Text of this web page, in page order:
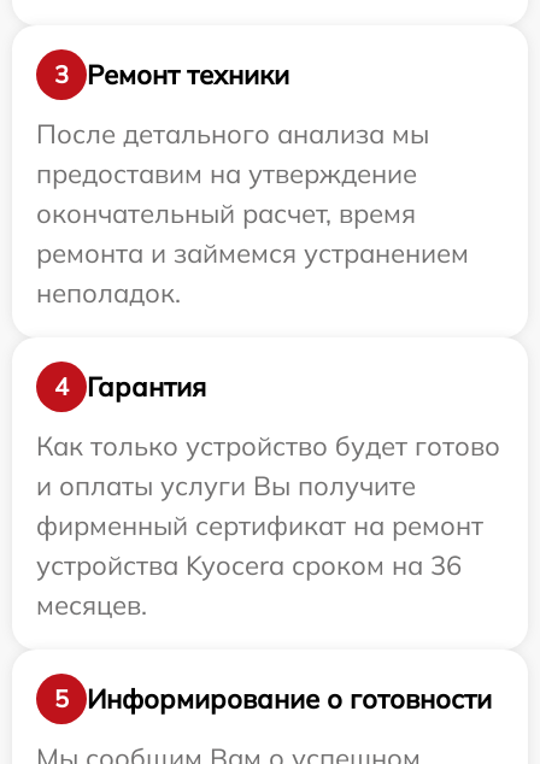
3
Ремонт техники
После детального анализа мы
предоставим на утверждение
окончательный расчет, время
ремонта и займемся устранением
неполадок.
4
Гарантия
Как только устройство будет готово
и оплаты услуги Вы получите
фирменный сертификат на ремонт
устройства Kyocera сроком на 36
месяцев.
5
Информирование о готовности